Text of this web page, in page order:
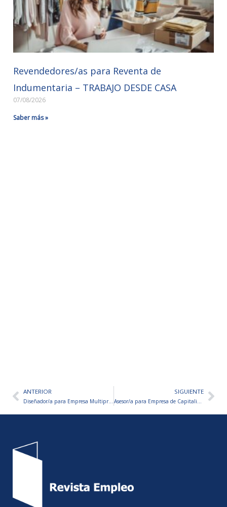
Revendedores/as para Reventa de
Indumentaria – TRABAJO DESDE CASA
07/08/2026
Saber más »
AntANTERIOR
Diseñador/a para Empresa Multiproductos
SIGUIENTE
Asesor/a para Empresa de Capitalización